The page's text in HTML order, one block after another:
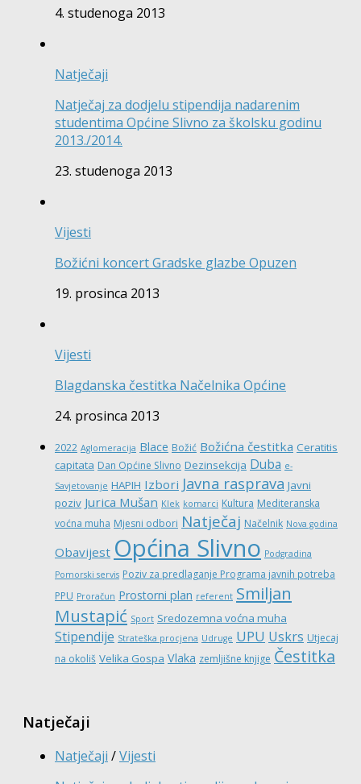
4. studenoga 2013
Natječaji
Natječaj za dodjelu stipendija nadarenim
studentima Općine Slivno za školsku godinu
2013./2014.
23. studenoga 2013
Vijesti
Božićni koncert Gradske glazbe Opuzen
19. prosinca 2013
Vijesti
Blagdanska čestitka Načelnika Općine
24. prosinca 2013
2022 Aglomeracija Blace Božić Božićna čestitka Ceratitis
capitata Dan Općine Slivno Dezinsekcija Duba e-
Savjetovanje HAPIH Izbori Javna rasprava Javni
poziv Jurica Mušan Klek komarci Kultura Mediteranska
voćna muha Mjesni odbori Natječaj Načelnik Nova godina
Obavijest Općina Slivno Podgradina
Pomorski servis Poziv za predlaganje Programa javnih potreba
PPU Proračun Prostorni plan referent Smiljan
Mustapić Sport Sredozemna voćna muha
Stipendije Strateška procjena Udruge UPU Uskrs Utjecaj
na okoliš Velika Gospa Vlaka zemljišne knjige Čestitka
Natječaji
Natječaji /Vijesti